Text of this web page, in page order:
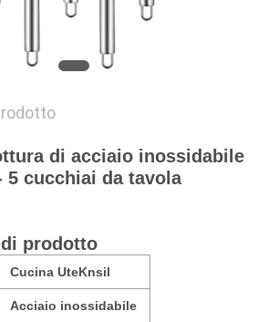
di acciaio inossidabile
5 cucchiai da tavola
prodotto
Cucina UteKnsil
Acciaio inossidabile